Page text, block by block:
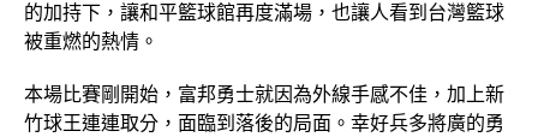
的加持下，讓和平籃球館再度滿場，也讓人看到台灣籃球
被重燃的熱情。
本場比賽剛開始，富邦勇士就因為外線手感不佳，加上新
竹球王連連取分，面臨到落後的局面。幸好兵多將廣的勇